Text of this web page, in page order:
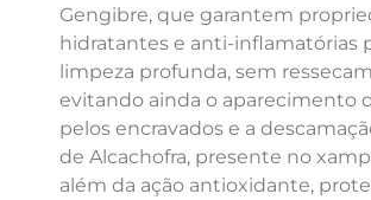
Gengibre, que garantem
hidratantes e anti-inflamatórias
limpeza profunda, sem
evitando ainda o aparecimento
pelos encravados e a
de Alcachofra, presente no
além da ação antioxidante,